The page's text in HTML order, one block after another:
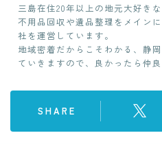
三島在住20年以上の地元大好きな
不用品回収や遺品整理をメイン
社を運営しています。
地域密着だからこそわかる、静
ていきますので、良かったら仲良
SHARE